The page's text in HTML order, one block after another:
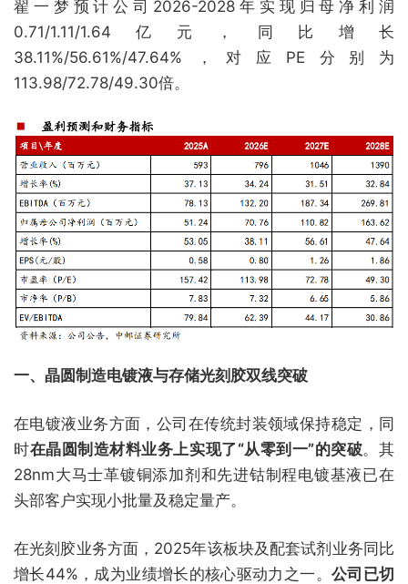
翟一梦预计公司2026-2028年实现归母净利润
0.71/1.11/1.64亿元，同比增长
38.11%/56.61%/47.64%，对应PE分别为
113.98/72.78/49.30倍。
一、晶圆制造电镀液与存储光刻胶双线突破
在电镀液业务方面，公司在传统封装领域保持稳定，同
时在晶圆制造材料业务上实现了“从零到一”的突破。其
28nm大马士革镀铜添加剂和先进钴制程电镀基液已在
头部客户实现小批量及稳定量产。
在光刻胶业务方面，2025年该板块及配套试剂业务同比
增长44%，成为业绩增长的核心驱动力之一。 公司已切